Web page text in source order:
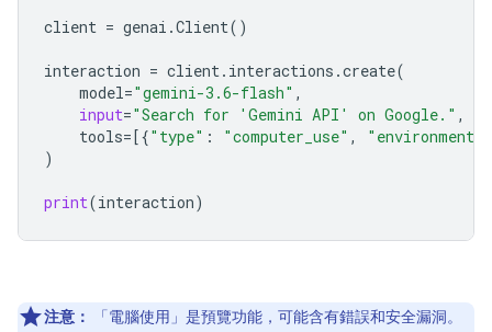
client = genai .Client()
interaction = client. interactions .create(
model="gemini-3.6-flash" ,
input="Search for 'Gemini API' on Google." ,
tools=[{"type" : "computer_use" , "environment"
)
print(interaction)
注意：
「電腦使用」是預覽功能，可能含有錯誤和安全漏洞。